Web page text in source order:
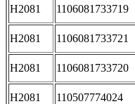
H2081
1106081733719
H2081 1106081733721
H2081 1106081733720
H2081 110507774024